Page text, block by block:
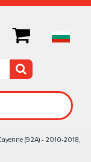
(92A) - 2010-2018,